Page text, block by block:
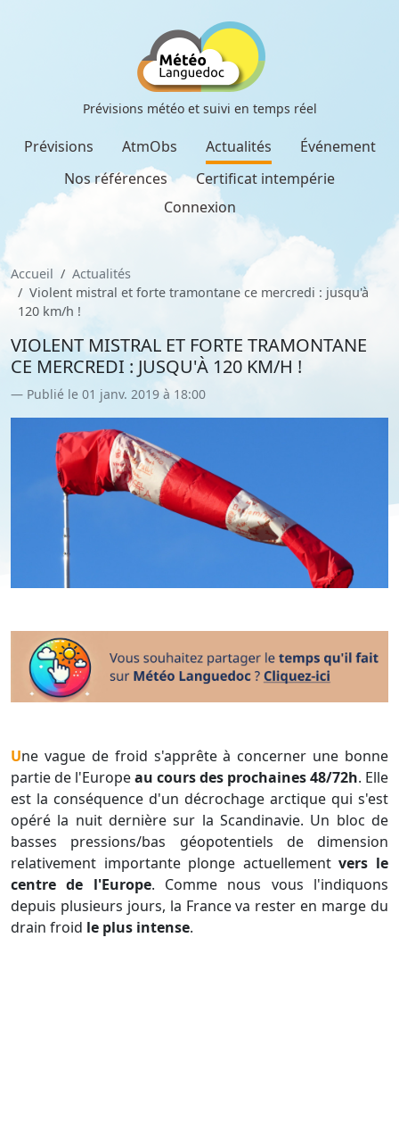
Prévisions météo et suivi en temps réel
Prévisions AtmObs Actualités
Événement
Nos références
Certificat intempérie
Connexion
Accueil
Actualités
Violent mistral et forte tramontane ce mercredi : jusqu'à
120 km/h !
VIOLENT MISTRAL ET FORTE TRAMONTANE
CE MERCREDI : JUSQU'À 120 KM/H !
Publié le 01 janv. 2019 à 18:00
Une vague de froid s'apprête à concerner une bonne
partie de l'Europeau cours des prochaines 48/72h. Elle
est la conséquence d'un décrochage arctique qui s'est
opéré la nuit dernière sur la Scandinavie. Un bloc de
basses pressions/bas géopotentiels de dimension
relativement importante plonge actuellementvers le
centre de l'Europe. Comme nous vous l'indiquons
depuis plusieurs jours, la France va rester en marge du
drain froid le plus intense.